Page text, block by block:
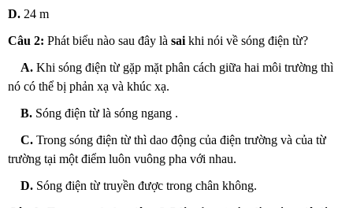
D. 24 m
Câu 2: Phát biểu nào sau đây là sai khi nói về sóng điện từ?
A. Khi sóng điện từ gặp mặt phân cách giữa hai môi trường thì
nó có thể bị phản xạ và khúc xạ.
B. Sóng điện từ là sóng ngang .
C. Trong sóng điện từ thì dao động của điện trường và của từ
trường tại một điểm luôn vuông pha với nhau.
D. Sóng điện từ truyền được trong chân không.